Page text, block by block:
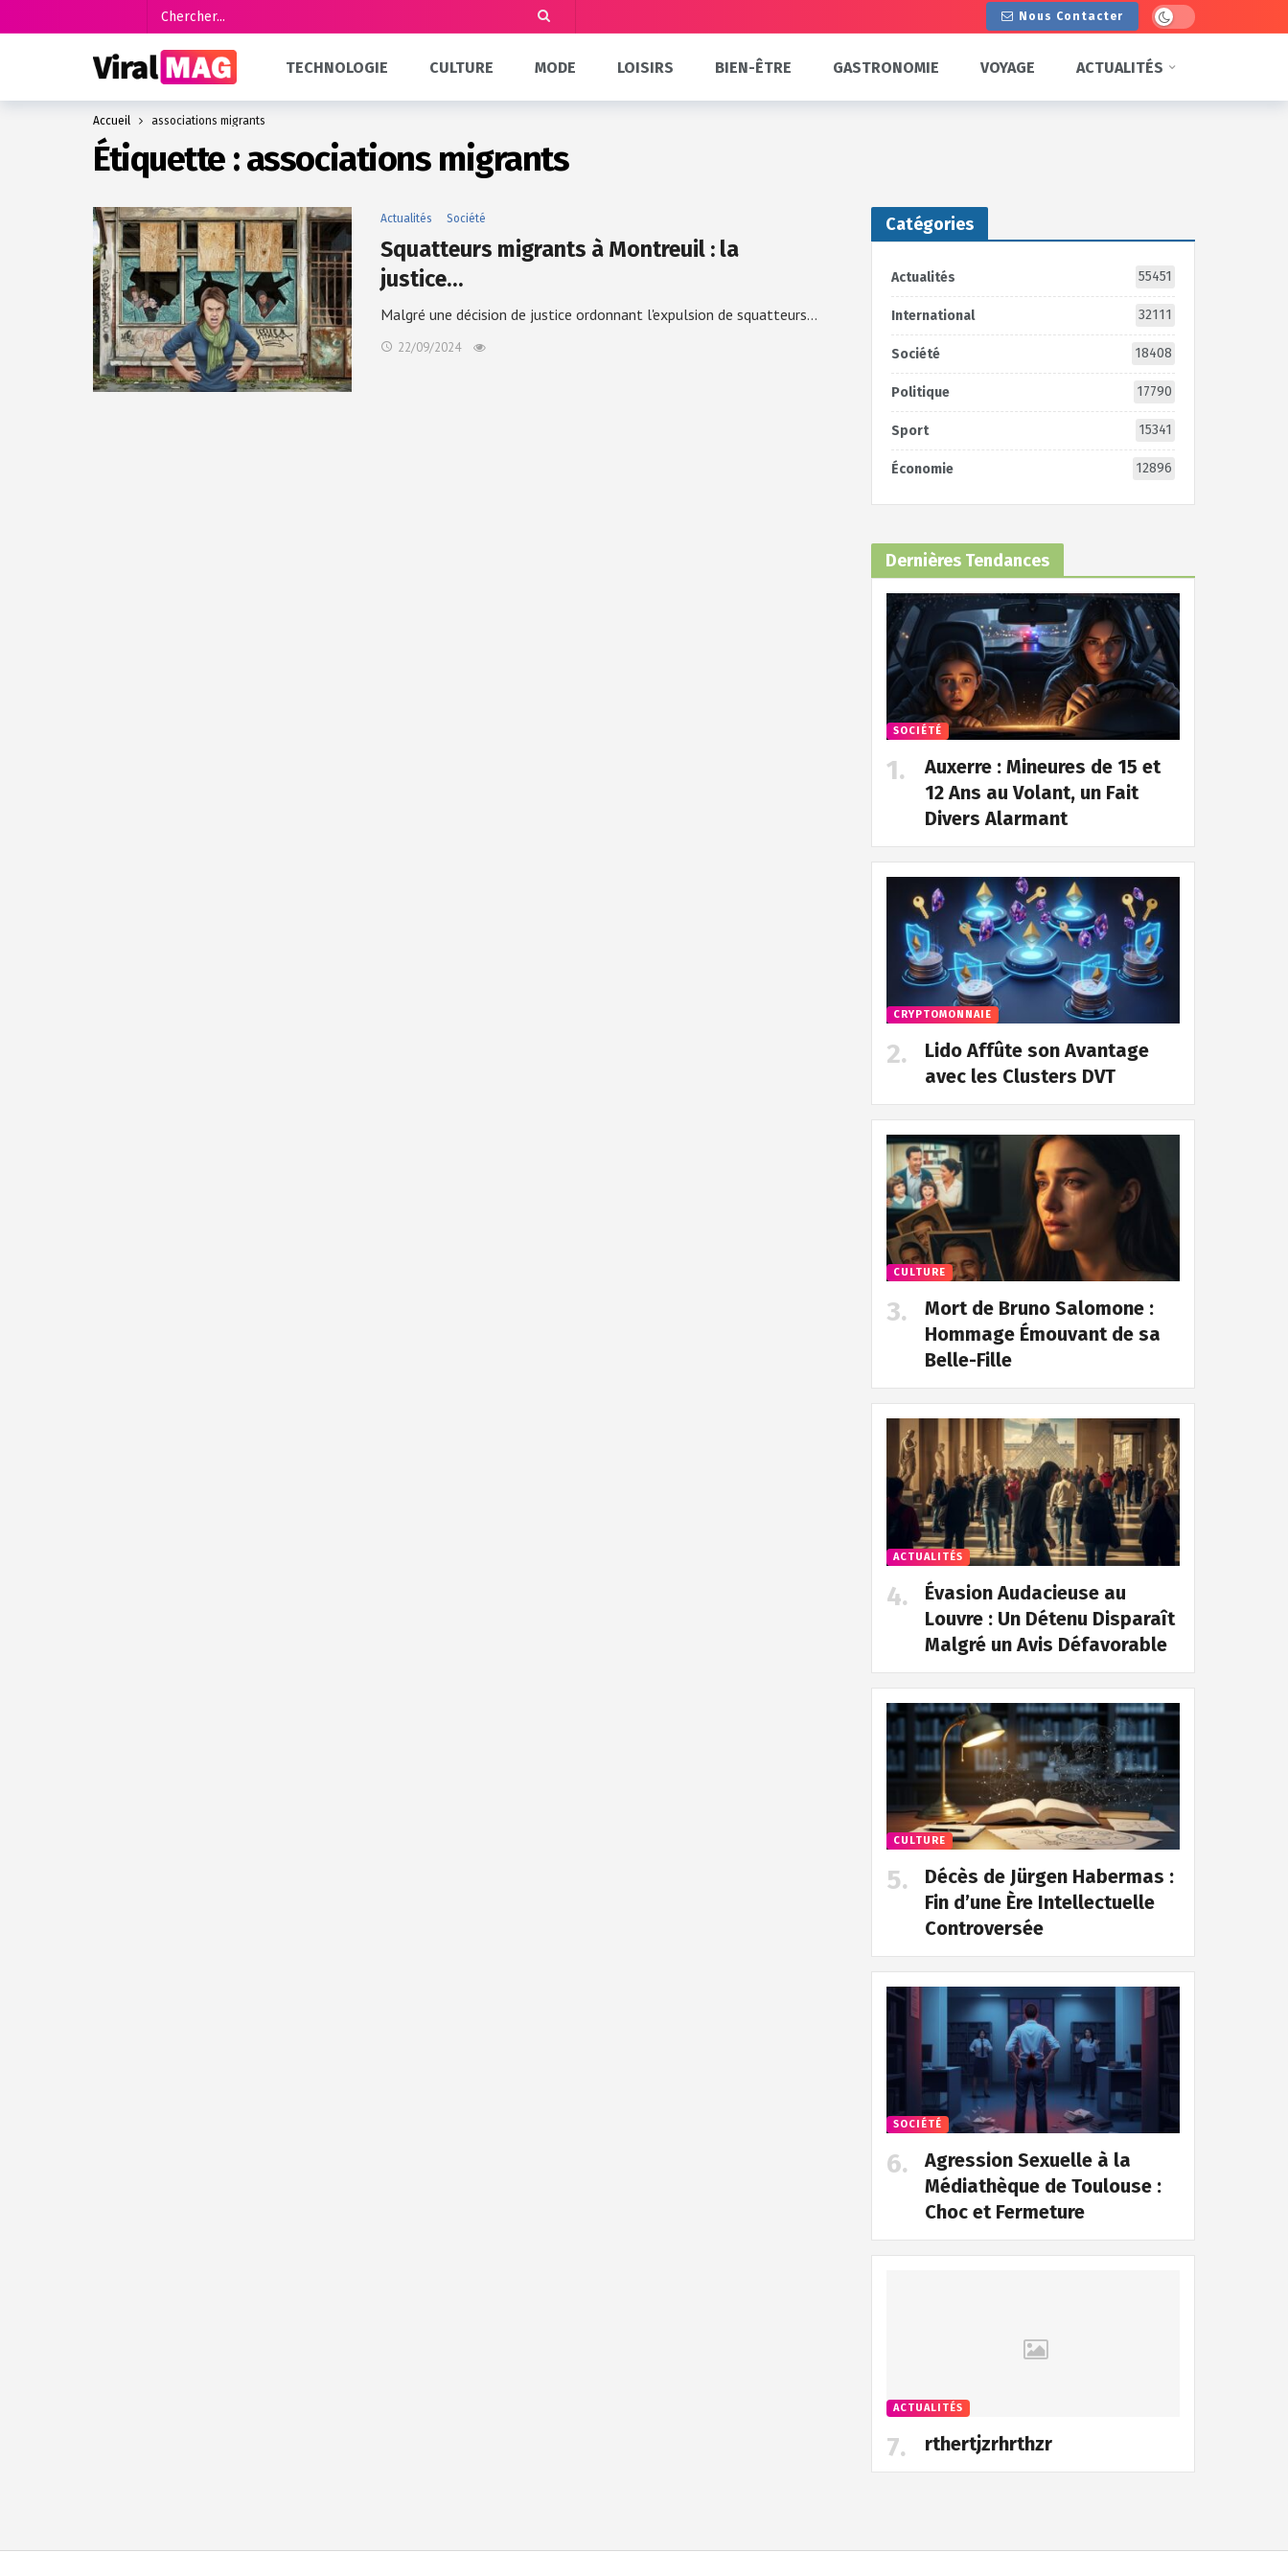
Nous Contacter Dark mode
TECHNOLOGIE CULTURE MODE LOISIRS BIEN-ÊTRE GASTRONOMIE VOYAGE ACTUALITÉS
Accueil associations migrants
Étiquette :associations migrants
Actualités Société
Squatteurs migrants à Montreuil : la
justice…
Malgré une décision de justice ordonnant l'expulsion de squatteurs…
22/09/2024
Catégories
Actualités 55451
International 32111
Société 18408
Politique 17790
Sport 15341
Économie 12896
Dernières Tendances
SOCIÉTÉ
Auxerre : Mineures de 15 et
12 Ans au Volant, un Fait
Divers Alarmant
CRYPTOMONNAIE
Lido Affûte son Avantage
avec les Clusters DVT
CULTURE
Mort de Bruno Salomone :
Hommage Émouvant de sa
Belle-Fille
ACTUALITÉS
Évasion Audacieuse au
Louvre : Un Détenu Disparaît
Malgré un Avis Défavorable
CULTURE
Décès de Jürgen Habermas :
Fin d’une Ère Intellectuelle
Controversée
SOCIÉTÉ
Agression Sexuelle à la
Médiathèque de Toulouse :
Choc et Fermeture
ACTUALITÉS
rthertjzrhrthzr